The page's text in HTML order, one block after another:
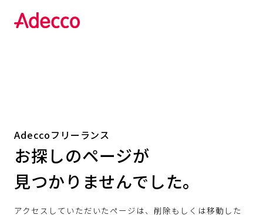
Adeccoフリーランス
お探しのページが
見つかりませんでした。
アクセスしていただいたページは、削除もしくは移動した